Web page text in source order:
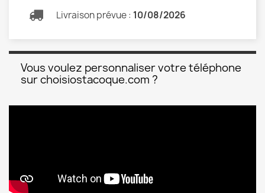
Livraison prévue : 10/08/2026
Vous voulez personnaliser votre téléphone
sur choisiostacoque.com ?